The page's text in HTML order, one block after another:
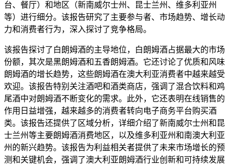
台、餐厅）和地区（新南威尔士州、昆士兰州、维多利亚州
等）进行细分。该报告研究了主要参与者、市场趋势、增长动
力和消费者行为，深入探讨了竞争格局。
该报告探讨了白朗姆酒的主导地位，白朗姆酒占据最大的市场
份额，其次是黑朗姆酒和五香朗姆酒。它还讨论了优质和风味
朗姆酒的增长趋势，这些朗姆酒在澳大利亚消费者中越来越受
欢迎。该报告特别关注酒吧和酒类商店，强调了混合饮料和鸡
尾酒中对朗姆酒不断变化的需求。此外，它还表明在线销售的
作用日益增强，越来越多的消费者转向电子商务平台购买酒
类。该报告还提供了区域分析，详细介绍了新南威尔士州和昆
士兰州等主要朗姆酒消费地区，以及维多利亚州和南澳大利亚
州的新兴趋势。该报告为利益相关者提供了未来市场增长的预
测和关键机会，强调了澳大利亚朗姆酒行业创新和可持续发展